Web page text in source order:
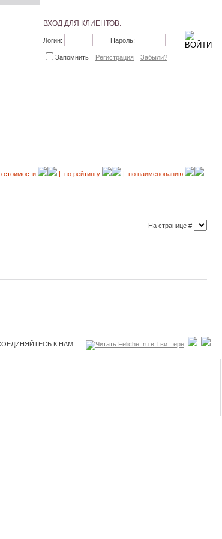
ВХОД ДЛЯ КЛИЕНТОВ:
Логин: Пароль:
Запомнить Регистрация Забыли?
стоимости | по рейтингу | по наименованию
На странице #
К НАМ: